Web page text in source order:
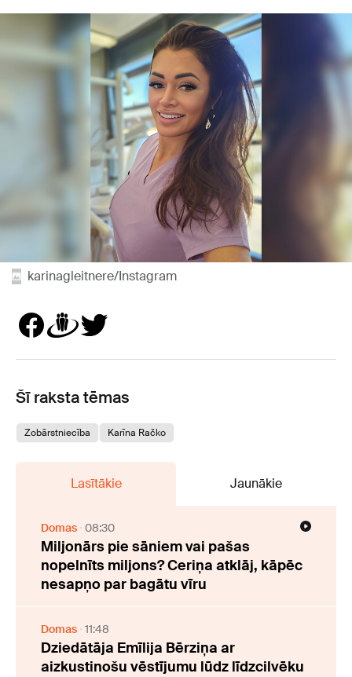
karinagleitnere/Instagram
Šī raksta tēmas
Zobārstniecība Karīna Račko
Lasītākie Jaunākie
Domas 08:30
Miljonārs pie sāniem vai pašas
nopelnīts miljons? Ceriņa atklāj, kāpēc
nesapņo par bagātu vīru
Domas 11:48
Dziedātāja Emīlija Bērziņa ar
aizkustinošu vēstījumu lūdz līdzcilvēku